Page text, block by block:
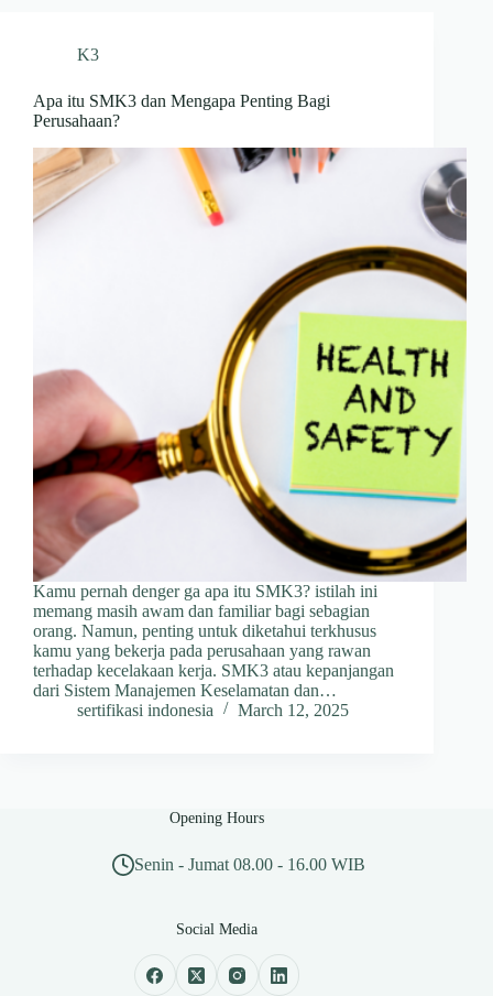
K3
Apa itu SMK3 dan Mengapa Penting Bagi
Perusahaan?
Kamu pernah denger ga apa itu SMK3? istilah ini
memang masih awam dan familiar bagi sebagian
orang. Namun, penting untuk diketahui terkhusus
kamu yang bekerja pada perusahaan yang rawan
terhadap kecelakaan kerja. SMK3 atau kepanjangan
dari Sistem Manajemen Keselamatan dan…
sertifikasi indonesia
March 12, 2025
Opening Hours
Senin - Jumat 08.00 - 16.00 WIB
Social Media